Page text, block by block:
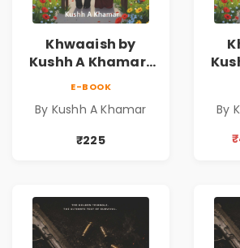
Khwaaish by
Kushh A Khamar |
Literary Romance
Fiction
E-BOOK
By Kushh A Khamar
₹225
By